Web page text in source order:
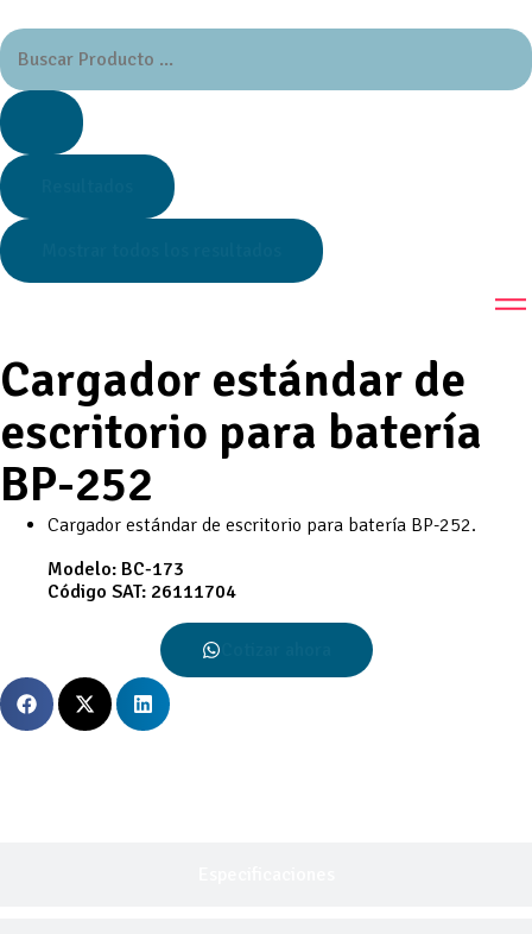
Cargador estándar de
escritorio para batería
BP-252
Cargador estándar de escritorio para batería BP-252.
Modelo: BC-173
Código SAT: 26111704